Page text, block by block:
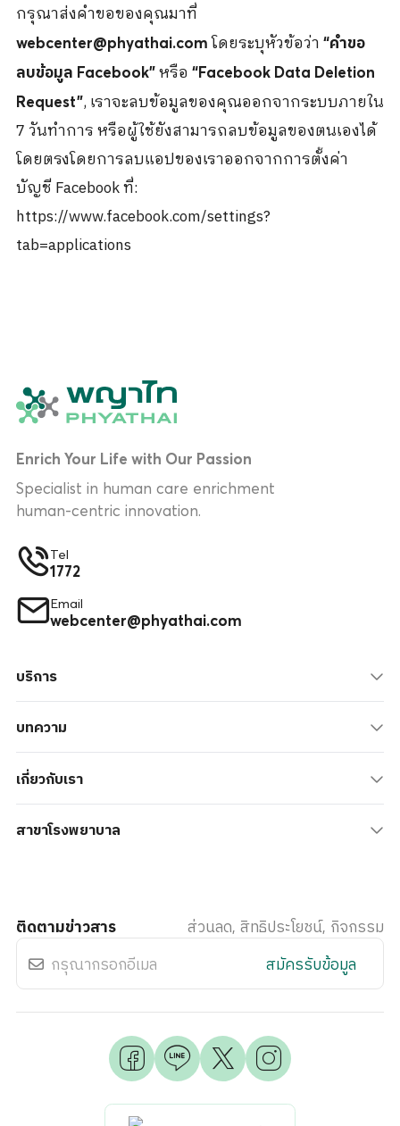
กรุณาส่งคำขอของคุณมาที่
webcenter@phyathai.comโดยระบุหัวข้อว่า “คำขอ
ลบข้อมูล Facebook”หรือ “Facebook Data Deletion
Request”, เราจะลบข้อมูลของคุณออกจากระบบภายใน
7 วันทำการ หรือผู้ใช้ยังสามารถลบข้อมูลของตนเองได้
โดยตรงโดยการลบแอปของเราออกจากการตั้งค่า
บัญชี Facebook ที่:
https://www.facebook.com/settings?
tab=applications
Enrich Your Life with Our Passion
Specialist in human care enrichment
human-centric innovation.
Tel
1772
Email
webcenter@phyathai.com
บริการ
บทความ
เกี่ยวกับเรา
สาขาโรงพยาบาล
ติดตามข่าวสาร
ส่วนลด, สิทธิประโยชน์, กิจกรรม
สมัครรับข้อมูล